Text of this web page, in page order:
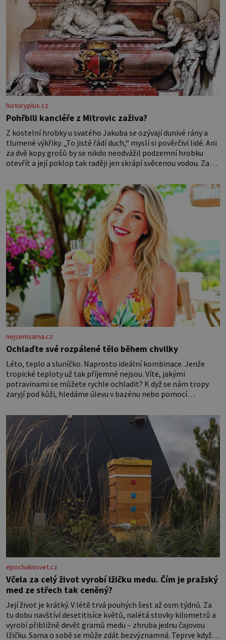
historyplus.cz
Pohřbili kancléře z Mitrovic zaživa?
Z kostelní hrobky u svatého Jakuba se ozývají dunivé rány a
tlumené výkřiky. „To jistě řádí duch,“ myslí si pověrčiví lidé. Ani
za dvě kopy grošů by se nikdo neodvážil podzemní hrobku
otevřít a její poklop tak raději jen skrápí svěcenou vodou. Za
později hrobku
nejsemsama.cz
Ochlaďte své rozpálené tělo během chvilky
Léto, teplo a sluníčko. Naprosto ideální kombinace. Jenže
tropické teploty už tak příjemné nejsou. Víte, jakými
potravinami se můžete rychle ochladit? K dyž se nám tropy
zaryjí pod kůži, hledáme úlevu v bazénu nebo pomocí
Nemusíte však zoufat. Pokud budete mít promyšlený
jídelníček, žadné pařáky si na vás
epochalnisvet.cz
Včela za celý život vyrobí lžičku medu. Čím je pražský
med ze střech tak ceněný?
Její život je krátký. V létě trvá pouhých šest až osm týdnů. Za
tu dobu navštíví desetitisíce květů, nalétá stovky kilometrů a
vyrobí přibližně devět gramů medu – zhruba jednu čajovou
lžičku. Sama o sobě se může zdát bezvýznamná. Teprve když